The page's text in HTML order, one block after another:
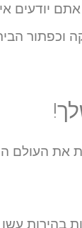
יודעים
וכפתור
את
בהירות